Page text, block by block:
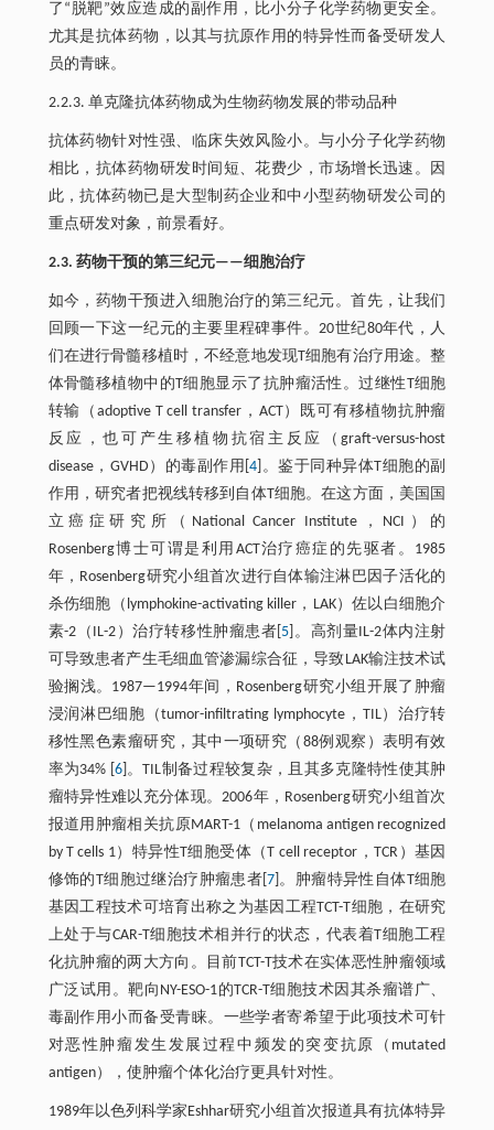
了“脱靶”效应造成的副作用，比小分子化学药物更安全。
尤其是抗体药物，以其与抗原作用的特异性而备受研发人
员的青睐。
2.2.3. 单克隆抗体药物成为生物药物发展的带动品种
抗体药物针对性强、临床失效风险小。与小分子化学药物
相比，抗体药物研发时间短、花费少，市场增长迅速。因
此，抗体药物已是大型制药企业和中小型药物研发公司的
重点研发对象，前景看好。
2.3. 药物干预的第三纪元——细胞治疗
如今，药物干预进入细胞治疗的第三纪元。首先，让我们
回顾一下这一纪元的主要里程碑事件。20世纪80年代，人
们在进行骨髓移植时，不经意地发现T细胞有治疗用途。整
体骨髓移植物中的T细胞显示了抗肿瘤活性。过继性T细胞
转输（adoptive T cell transfer，ACT）既可有移植物抗肿瘤
反应，也可产生移植物抗宿主反应（graft-versus-host
disease，GVHD）的毒副作用[4 ]。鉴于同种异体T细胞的副
作用，研究者把视线转移到自体T细胞。在这方面，美国国
立癌症研究所（National Cancer Institute，NCI）的
Rosenberg博士可谓是利用ACT治疗癌症的先驱者。1985
年，Rosenberg研究小组首次进行自体输注淋巴因子活化的
杀伤细胞（lymphokine-activating killer，LAK）佐以白细胞介
素-2（IL-2）治疗转移性肿瘤患者[ 5 ]。高剂量IL-2体内注射
可导致患者产生毛细血管渗漏综合征，导致LAK输注技术试
验搁浅。1987—1994年间，Rosenberg研究小组开展了肿瘤
浸润淋巴细胞（tumor-infiltrating lymphocyte，TIL）治疗转
移性黑色素瘤研究，其中一项研究（88例观察）表明有效
率为34% [ 6]。TIL制备过程较复杂，且其多克隆特性使其肿
瘤特异性难以充分体现。2006年，Rosenberg研究小组首次
报道用肿瘤相关抗原MART-1（melanoma antigen recognized
by T cells 1）特异性T细胞受体（T cell receptor，TCR）基因
修饰的T细胞过继治疗肿瘤患者[7 ]。肿瘤特异性自体T细胞
基因工程技术可培育出称之为基因工程TCT-T细胞，在研究
上处于与CAR-T细胞技术相并行的状态，代表着T细胞工程
化抗肿瘤的两大方向。目前TCT-T技术在实体恶性肿瘤领域
广泛试用。靶向NY-ESO-1的TCR-T细胞技术因其杀瘤谱广、
毒副作用小而备受青睐。一些学者寄希望于此项技术可针
对恶性肿瘤发生发展过程中频发的突变抗原（mutated
antigen），使肿瘤个体化治疗更具针对性。
1989年以色列科学家Eshhar研究小组首次报道具有抗体特异